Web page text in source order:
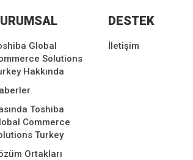
Global
Solutions
Hakkında
Toshiba
Commerce
Turkey
Ortakları
DESTEK
İletişim